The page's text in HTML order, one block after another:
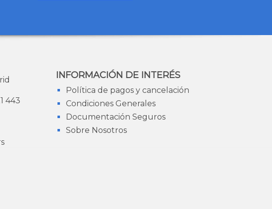
443
INFORMACIÓN DE INTERÉS
Política de pagos y cancelación
Condiciones Generales
Documentación Seguros
Sobre Nosotros